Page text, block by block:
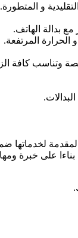
و المتطورة.
بدالة الهاتف.
المرتفعة.
وتناسب كافة
لخدماتها
على خبرة